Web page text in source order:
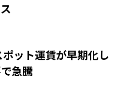
ット運賃が早期化し
急騰